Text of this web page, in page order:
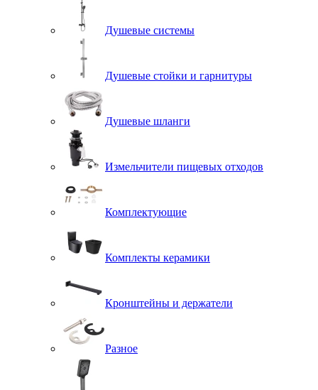
Душевые системы
Душевые стойки и гарнитуры
Душевые шланги
Измельчители пищевых отходов
Комплектующие
Комплекты керамики
Кронштейны и держатели
Разное